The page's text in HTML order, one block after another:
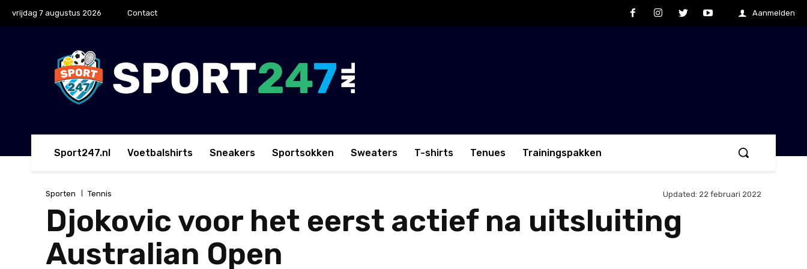
vrijdag 7 augustus 2026 Contact Aanmelden
Sport247.nl Voetbalshirts Sneakers Sportsokken Sweaters T-shirts Tenues Trainingspakken
Sporten Tennis Updated: 22 februari 2022
Djokovic voor het eerst actief na uitsluiting
Australian Open